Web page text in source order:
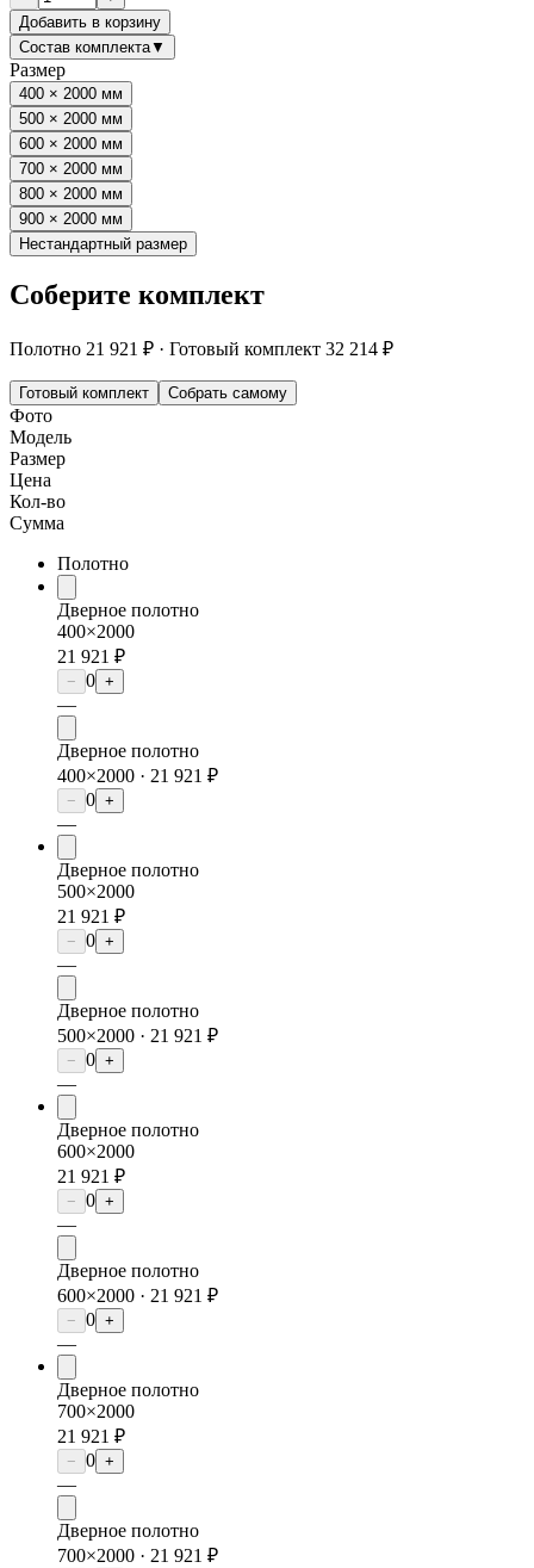
Добавить в корзину
Состав комплекта▼
Размер
400 × 2000 мм
500 × 2000 мм
600 × 2000 мм
700 × 2000 мм
800 × 2000 мм
900 × 2000 мм
Нестандартный размер
Соберите комплект
Полотно 21 921 ₽ · Готовый комплект 32 214 ₽
Готовый комплект Собрать самому
Фото
Модель
Размер
Цена
Кол-во
Сумма
Полотно
Дверное полотно
400×2000
21 921 ₽
− 0 +
—
Дверное полотно
400×2000 · 21 921 ₽
− 0 +
—
Дверное полотно
500×2000
21 921 ₽
− 0 +
—
Дверное полотно
500×2000 · 21 921 ₽
− 0 +
—
Дверное полотно
600×2000
21 921 ₽
− 0 +
—
Дверное полотно
600×2000 · 21 921 ₽
− 0 +
—
Дверное полотно
700×2000
21 921 ₽
− 0 +
—
Дверное полотно
700×2000 · 21 921 ₽